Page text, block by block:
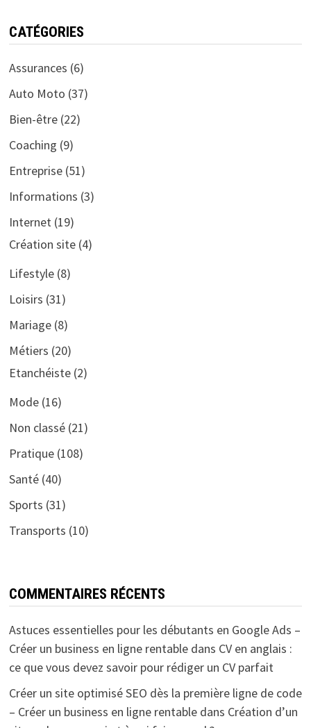
CATÉGORIES
Assurances (6)
Auto Moto (37)
Bien-être(22)
Coaching (9)
Entreprise(51)
Informations (3)
Internet(19)
Création site(4)
Lifestyle(8)
Loisirs (31)
Mariage(8)
Métiers (20)
Etanchéiste(2)
Mode(16)
Non classé(21)
Pratique(108)
Santé(40)
Sports (31)
Transports (10)
COMMENTAIRES RÉCENTS
Astuces essentielles pour les débutants en Google Ads –
Créer un business en ligne rentabledans CV en anglais :
ce que vous devez savoir pour rédiger un CV parfait
Créer un site optimisé SEO dès la première ligne de code
– Créer un business en ligne rentabledans Création d’un